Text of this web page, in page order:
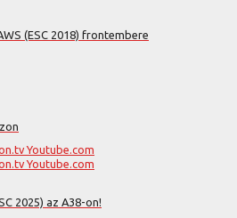
(ESC 2018) frontembere
2025) az A38-on!